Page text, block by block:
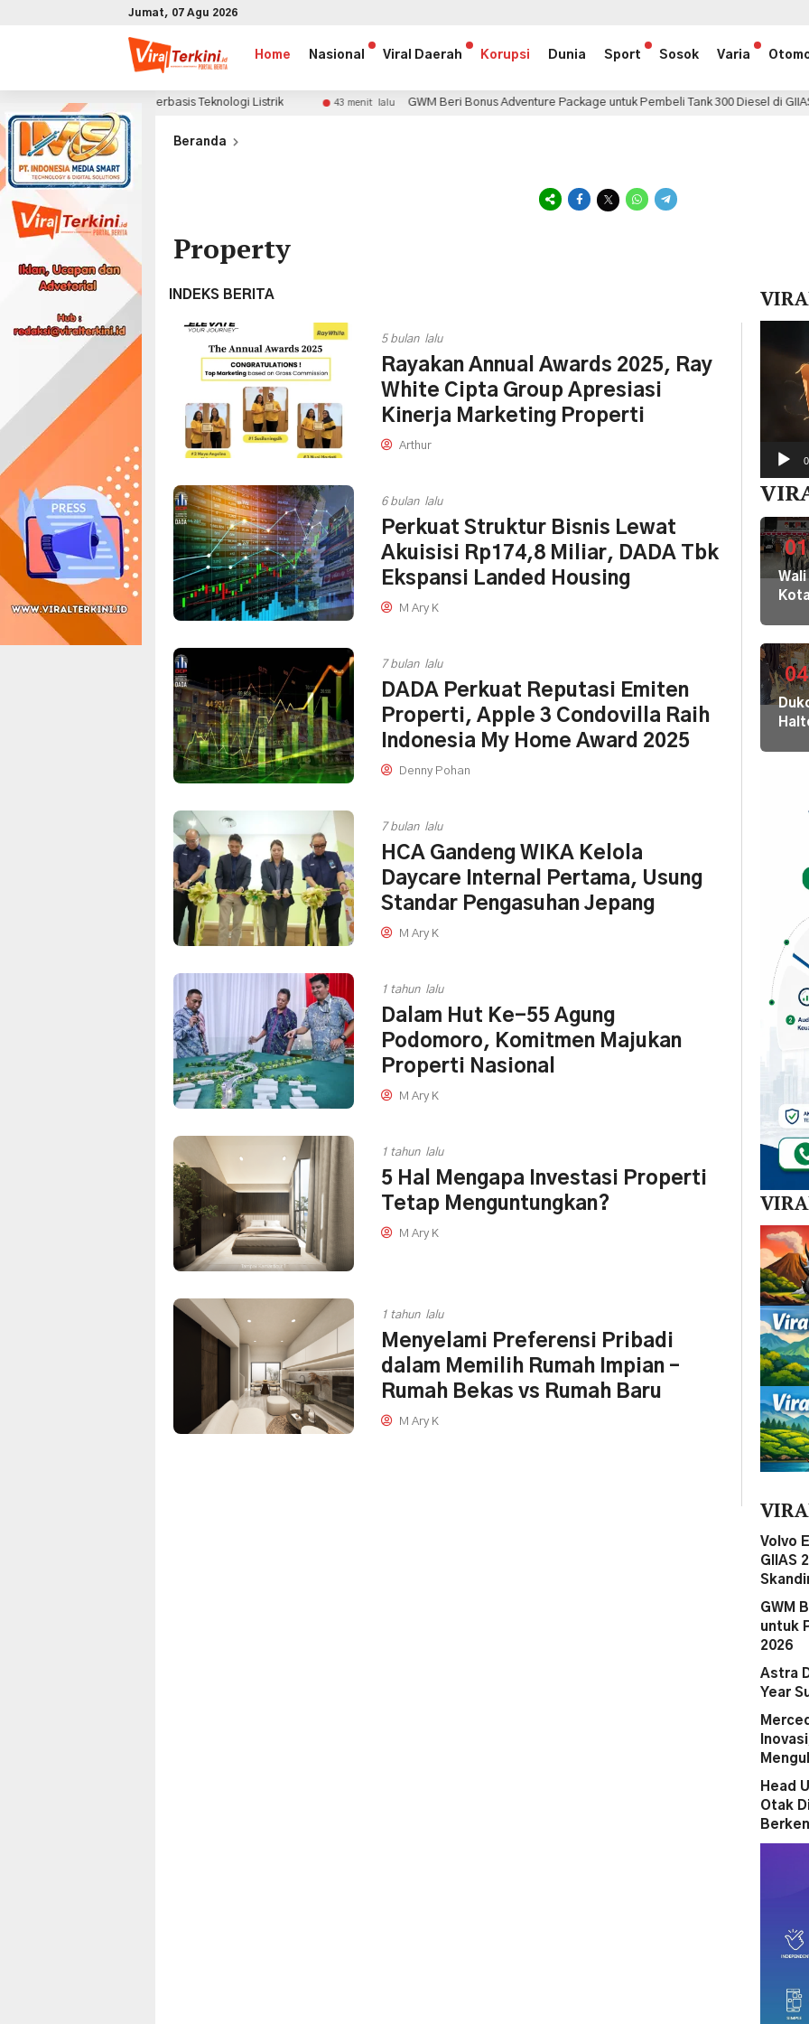
Jumat, 07 Agu 2026
Home Nasional Viral Daerah Korupsi Dunia Sport Sosok Varia
Berbasis Teknologi Listrik 43 menit lalu GWM Beri Bonus Adventure Package untuk Pembeli Tank 300 Diesel di GIIAS 2026
Beranda
Property
INDEKS BERITA
5 bulan lalu
Rayakan Annual Awards 2025, Ray
White Cipta Group Apresiasi
Kinerja Marketing Properti
Arthur
6 bulan lalu
Perkuat Struktur Bisnis Lewat
Akuisisi Rp174,8 Miliar, DADA Tbk
Ekspansi Landed Housing
M Ary K
7 bulan lalu
DADA Perkuat Reputasi Emiten
Properti, Apple 3 Condovilla Raih
Indonesia My Home Award 2025
Denny Pohan
7 bulan lalu
HCA Gandeng WIKA Kelola
Daycare Internal Pertama, Usung
Standar Pengasuhan Jepang
M Ary K
1 tahun lalu
Dalam Hut Ke-55 Agung
Podomoro, Komitmen Majukan
Properti Nasional
M Ary K
1 tahun lalu
5 Hal Mengapa Investasi Properti
Tetap Menguntungkan?
M Ary K
1 tahun lalu
Menyelami Preferensi Pribadi
dalam Memilih Rumah Impian –
Rumah Bekas vs Rumah Baru
M Ary K
01
Wali
Kota
ke
04
Volvo
GIIAS
GWM
untuk
2026
Astra
Year
Head
Otak